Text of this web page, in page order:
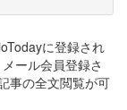
に登録され
ール会員登録さ
事の全文閲覧が可